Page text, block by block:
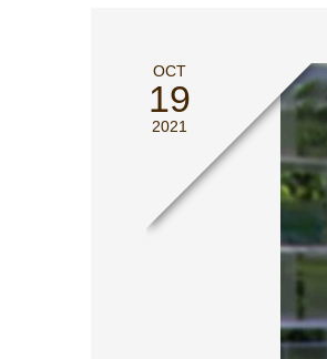
OCT
19
2021